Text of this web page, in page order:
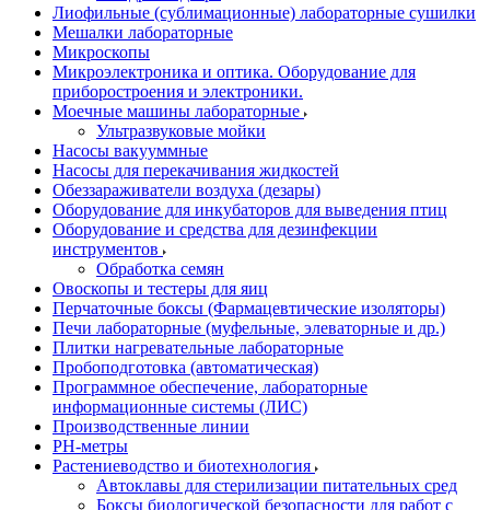
Лиофильные (сублимационные) лабораторные сушилки
Мешалки лабораторные
Микроскопы
Микроэлектроника и оптика. Оборудование для
приборостроения и электроники.
Моечные машины лабораторные
Ультразвуковые мойки
Насосы вакууммные
Насосы для перекачивания жидкостей
Обеззараживатели воздуха (дезары)
Оборудование для инкубаторов для выведения птиц
Оборудование и средства для дезинфекции
инструментов
Обработка семян
Овоскопы и тестеры для яиц
Перчаточные боксы (Фармацевтические изоляторы)
Печи лабораторные (муфельные, элеваторные и др.)
Плитки нагревательные лабораторные
Пробоподготовка (автоматическая)
Программное обеспечение, лабораторные
информационные системы (ЛИС)
Производственные линии
РH-метры
Растениеводство и биотехнология
Автоклавы для стерилизации питательных сред
Боксы биологической безопасности для работ с